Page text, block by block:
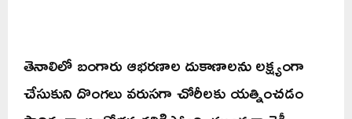
తెనాలిలో బంగారు ఆభరణాల దుకాణాలను లక్ష్యంగా
చేసుకుని దొంగలు వరుసగా చోరీలకు యత్నించడం